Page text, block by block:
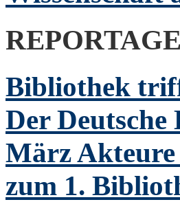
Bibliothek
Der
März
zum 1.